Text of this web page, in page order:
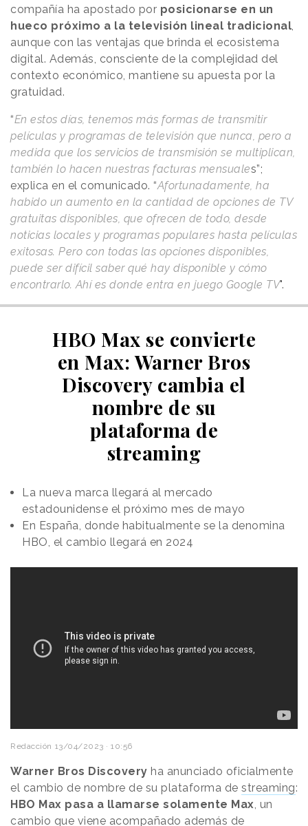
compañía ha apostado por posicionarse en un
hueco próximo a la televisión lineal tradicional,
aunque con las ventajas que brinda el ecosistema
digital. Además, consciente de la complejidad del
contexto económico, mantiene su apuesta por la
gratuidad.
“En estos días, tenemos más formas de transmitir
películas y programas de televisión que nunca, pero a
medida que los servicios de transmisión se multiplican,
también lo hacen nuestras facturas mensuales”;
explica en el comunicado. “Afortunadamente, ha
habido un aumento en la cantidad de opciones de TV
gratuitas disponibles, que ofrecen de todo, desde
noticias locales y programas populares hasta películas
exitosas. Pero con todas las opciones disponibles,
puede ser difícil saber qué hay disponible y cómo
encontrarlo. Ahí es donde entra en juego Google TV".
HBO Max se convierte
en Max: Warner Bros
Discovery cambia el
nombre de su
plataforma de
streaming
La nueva marca llegará al mercado
estadounidense el próximo mes de mayo
En España, donde habitualmente se la denomina
HBO, el cambio llegará en 2024
Redacción 13/04/2023 · 10:56
Warner Bros Discovery ha anunciado oficialmente
el cambio de nombre de su plataforma de streaming:
HBO Max pasa a llamarse solamente Max, un
cambio que viene acompañado además de